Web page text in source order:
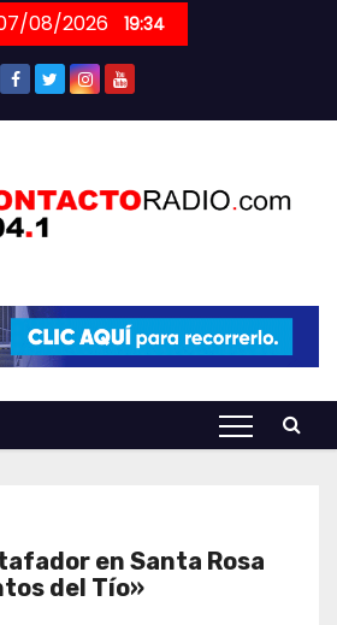
08/2026 19:34
en Santa Rosa
del Tío»